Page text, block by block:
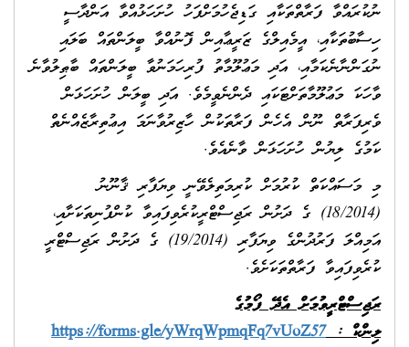
ނުކުރައްވާ ފަރާތްތަކާއި ގަޑިޖެހުމަށްފަހު ހުށަހަޅުއްވާ އަންދާސީ
ހިސާބުތަކާއި، އީމެއިލްގެ ޒަރީޢާއިން ފޮނުއްވާ ބީލަންތައް ބަލައި
ނުގަންނާނެކަމާއި، އަދި މަޢުލޫމާތު ފުރިހަމަނުވާ ބީލަންތައް ބާޠިލުވާނެ
ވާހަކަ މަޢުލޫމާތަށްޓަކައި ދެންނެވީމެވެ. އަދި ބީލަން ހުށަހަޅަން
ވެރިފަރާތް ނޫން އެހެން ފަރާތަކުން ހާޒިރުވާނަމަ އިޢުތިރާޒެއްނެތް
ކަމުގެ ލިޔުން ހުށަހަޅަން ވާނެއެވެ.
މި މަސައްކަތް ކުރުމަށް ކުރިމަތިލެވޭނީ ވިޔަފާރި ޤާނޫނު
(18/2014) ގެ ދަށުން ރަޖިސްޓްރީކުރެވިފައިވާ ކުންފުނިތަކަށާއި،
އަމިއްލަ ފަރުދުންގެ ވިޔަފާރި (19/2014) ގެ ދަށުން ރަޖިސްޓްރީ
ކުރެވިފައިވާ ފަރާތްތަކަށެވެ.
ރަޖިސްޓްރީވުމަށް އެދޭ ފޯމުގެ
ލިންކް :
https://forms.gle/yWrqWpmqFq7vUoZ57